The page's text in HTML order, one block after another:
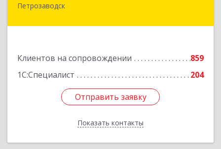
Петрозаводск
Клиентов на сопровождении
859
1С:Специалист
204
Отправить заявку
Показать контакты
185001, Карелия Респ, Петрозаводск г,
Подробнее
Отправить заявку
Назад